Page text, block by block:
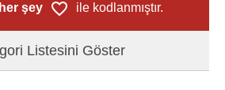
her şey ile kodlanmıştır.
Listesini Göster